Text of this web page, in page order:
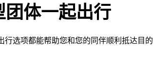
体一起出行
选项都能帮助您和您的同伴顺利抵达目的